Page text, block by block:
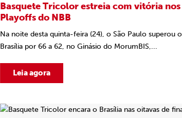
Basquete Tricolor estreia com vitória nos
Playoffs do NBB
Na noite desta quinta-feira (24), o São Paulo superou o
Brasília por 66 a 62, no Ginásio do MorumBIS,...
Leia agora